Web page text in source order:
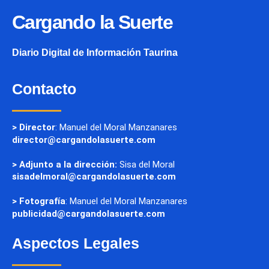
Cargando la Suerte
Diario Digital de Información Taurina
Contacto
> Director: Manuel del Moral Manzanares
director@cargandolasuerte.com
> Adjunto a la dirección: Sisa del Moral
sisadelmoral@cargandolasuerte.com
> Fotografía: Manuel del Moral Manzanares
publicidad@cargandolasuerte.com
Aspectos Legales